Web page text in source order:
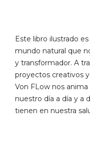
Este libro ilustrado
mundo natural que
y transformador. A
proyectos creativos
Von FLow nos
nuestro día a día y a
tienen en nuestra